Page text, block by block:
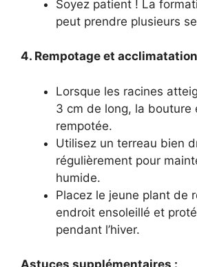
Soyez patient ! La
peut prendre plusieurs
4. Rempotage et
Lorsque les racines
3 cm de long, la bouture
rempotée.
Utilisez un terreau bien
régulièrement pour
humide.
Placez le jeune plant de
endroit ensoleillé et
pendant l’hiver.